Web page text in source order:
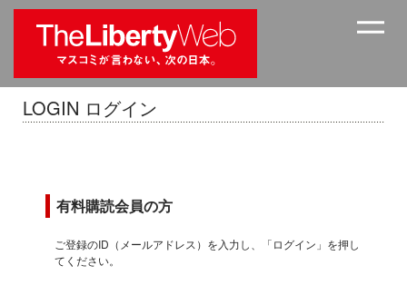
LOGIN ログイン
有料購読会員の方
ご登録のID（メールアドレス）を入力し、「ログイン」を押し
てください。